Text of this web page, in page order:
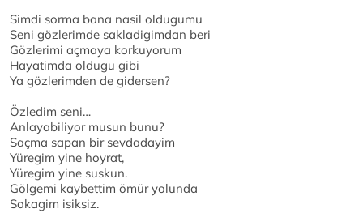
Simdi sorma bana nasil oldugumu
Seni gözlerimde sakladigimdan beri
Gözlerimi açmaya korkuyorum
Hayatimda oldugu gibi
Ya gözlerimden de gidersen?
Özledim seni…
Anlayabiliyor musun bunu?
Saçma sapan bir sevdadayim
Yüregim yine hoyrat,
Yüregim yine suskun.
Gölgemi kaybettim ömür yolunda
Sokagim isiksiz.